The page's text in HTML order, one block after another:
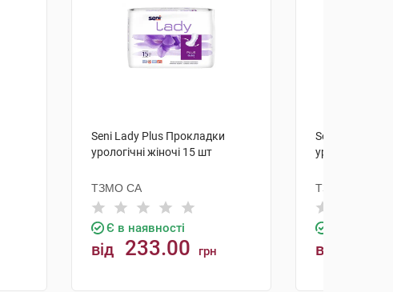
Seni Lady Plus Прокладки
урологічні жіночі 15 шт
ТЗМО СА
Є в наявності
від 233.00 грн
Seni Lady
урологічні
ТЗМО СА
від